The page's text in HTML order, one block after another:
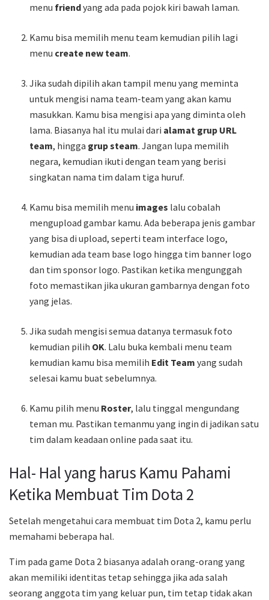
menu friendyang ada pada pojok kiri bawah laman.
Kamu bisa memilih menu team kemudian pilih lagi
menu create new team.
Jika sudah dipilih akan tampil menu yang meminta
untuk mengisi nama team-team yang akan kamu
masukkan. Kamu bisa mengisi apa yang diminta oleh
lama. Biasanya hal itu mulai dari alamat grup URL
team, hingga grup steam. Jangan lupa memilih
negara, kemudian ikuti dengan team yang berisi
singkatan nama tim dalam tiga huruf.
Kamu bisa memilih menu images lalu cobalah
mengupload gambar kamu. Ada beberapa jenis gambar
yang bisa di upload, seperti team interface logo,
kemudian ada team base logo hingga tim banner logo
dan tim sponsor logo. Pastikan ketika mengunggah
foto memastikan jika ukuran gambarnya dengan foto
yang jelas.
Jika sudah mengisi semua datanya termasuk foto
kemudian pilih OK. Lalu buka kembali menu team
kemudian kamu bisa memilih Edit Team yang sudah
selesai kamu buat sebelumnya.
Kamu pilih menu Roster, lalu tinggal mengundang
teman mu. Pastikan temanmu yang ingin di jadikan satu
tim dalam keadaan online pada saat itu.
Hal- Hal yang harus Kamu Pahami
Ketika Membuat Tim Dota 2
Setelah mengetahui cara membuat tim Dota 2, kamu perlu
memahami beberapa hal.
Tim pada game Dota 2 biasanya adalah orang-orang yang
akan memiliki identitas tetap sehingga jika ada salah
seorang anggota tim yang keluar pun, tim tetap tidak akan